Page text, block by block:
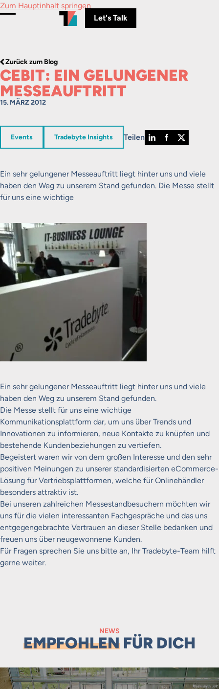
Zum Hauptinhalt springen
Menü umschalten
Let's Talk
Zurück zum Blog
CEBIT: EIN GELUNGENER
MESSEAUFTRITT
15. MÄRZ 2012
in
Events in
Tradebyte Insights Teilen
Ein sehr gelungener Messeauftritt liegt hinter uns und viele
haben den Weg zu unserem Stand gefunden. Die Messe stellt
für uns eine wichtige
Ein sehr gelungener Messeauftritt liegt hinter uns und viele
haben den Weg zu unserem Stand gefunden.
Die Messe stellt für uns eine wichtige
Kommunikationsplattform dar, um uns über Trends und
Innovationen zu informieren, neue Kontakte zu knüpfen und
bestehende Kundenbeziehungen zu vertiefen.
Begeistert waren wir von dem großen Interesse und den sehr
positiven Meinungen zu unserer standardisierten eCommerce-
Lösung für Vertriebsplattformen, welche für Onlinehändler
besonders attraktiv ist.
Bei unseren zahlreichen Messestandbesuchern möchten wir
uns für die vielen interessanten Fachgespräche und das uns
entgegengebrachte Vertrauen an dieser Stelle bedanken und
freuen uns über neugewonnene Kunden.
Für Fragen sprechen Sie uns bitte an, Ihr Tradebyte-Team hilft
gerne weiter.
NEWS
EMPFOHLEN FÜR DICH